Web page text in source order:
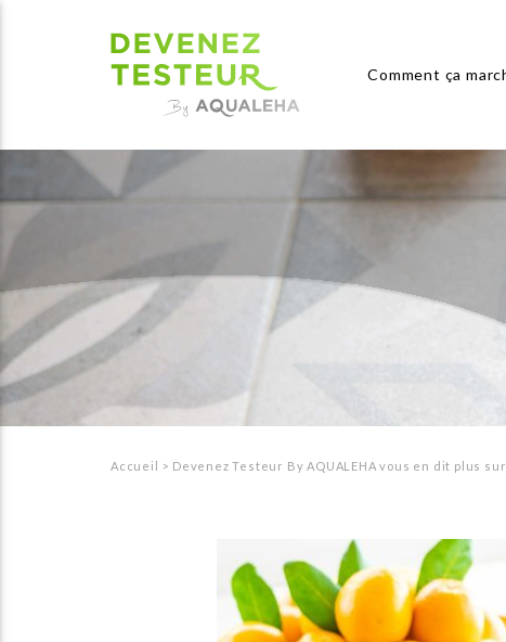
Comment ça
Accueil > Devenez Testeur By AQUALEHA vous en dit plus